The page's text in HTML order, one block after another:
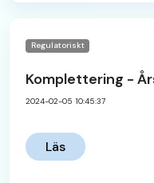
Regulatoriskt
Komplettering -
2024-02-05 10:45:37
Läs